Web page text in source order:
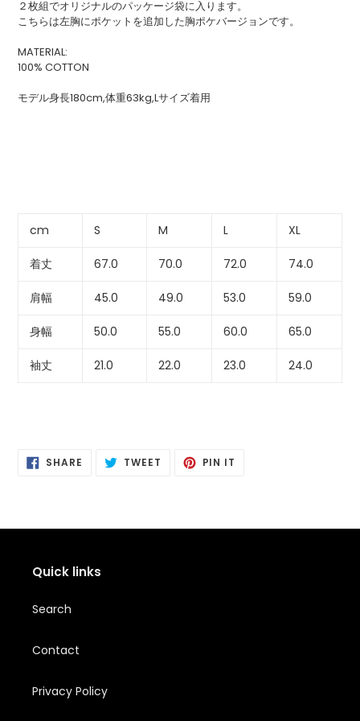
る
２枚組でオリジナルのパッケージ袋に入ります。
こちらは左胸にポケットを追加した胸ポケバージョンです。
MATERIAL:
100% COTTON
モデル身長180cm,体重63kg,Lサイズ着用
cm S M L XL
着丈 67.0 70.0 72.0 74.0
肩幅 45.0 49.0 53.0 59.0
身幅 50.0 55.0 60.0 65.0
袖丈 21.0 22.0 23.0 24.0
SHARE SHARE TWEET POSTINGPIN IT
Quick links
Search
Contact
Privacy Policy